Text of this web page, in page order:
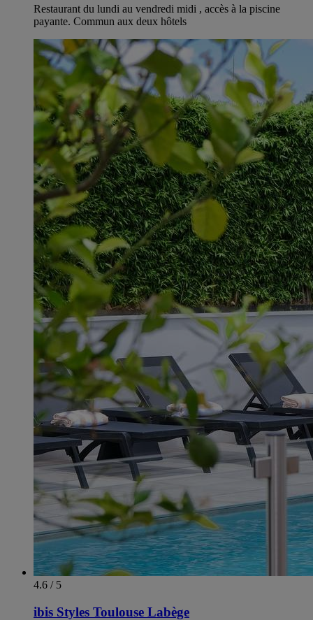
Restaurant du lundi au vendredi midi , accès à la piscine
payante. Commun aux deux hôtels
4.6 / 5
ibis Styles Toulouse Labège